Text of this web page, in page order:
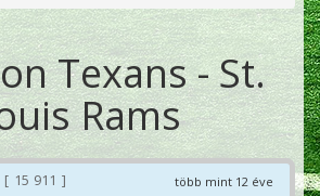
Texans - St.
Rams
több mint 12 éve
15 911